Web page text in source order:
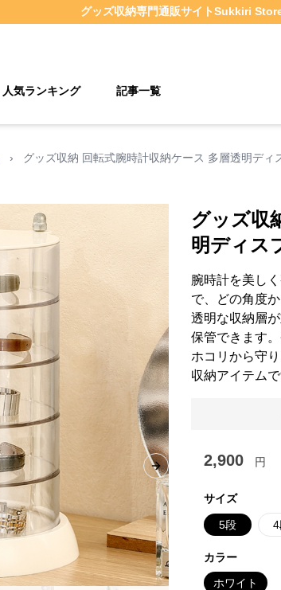
グッズ収納専門通販サイトSukkiri
人気ランキング 記事一覧
› グッズ収納 回転式腕時計収納ケース 多層透明ディ
Next slide
グッズ収
明ディス
腕時計を美し
で、どの角度
透明な収納層
保管できます
ホコリから守
収納アイテムで
2,900 円
サイズ
5段
カラー
ホワイト